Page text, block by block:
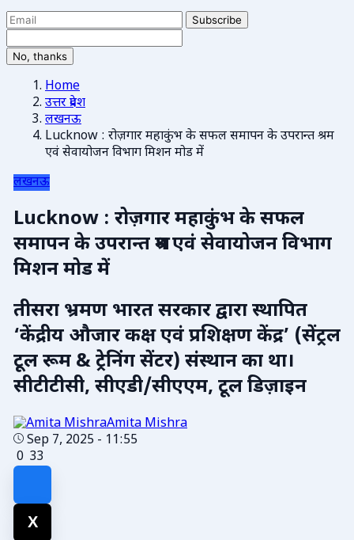
Subscribe
No, thanks
Home
उत्तर प्रदेश
लखनऊ
Lucknow : रोज़गार महाकुंभ के सफल समापन के उपरान्त श्रम
एवं सेवायोजन विभाग मिशन मोड में
लखनऊ
Lucknow : रोज़गार महाकुंभ के सफल
समापन के उपरान्त श्रम एवं सेवायोजन विभाग
मिशन मोड में
तीसरा भ्रमण भारत सरकार द्वारा स्थापित
‘केंद्रीय औजार कक्ष एवं प्रशिक्षण केंद्र’ (सेंट्रल
टूल रूम & ट्रेनिंग सेंटर) संस्थान का था।
सीटीटीसी, सीएडी/सीएएम, टूल डिज़ाइन
Amita Mishra
Sep 7, 2025 - 11:55
0 33